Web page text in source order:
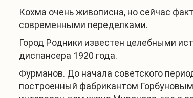
Кохма очень живописна, но сейчас
современными переделками.
Город Родники известен целебными
диспансера 1920 года.
Фурманов. До начала советского
построенный фабрикантом